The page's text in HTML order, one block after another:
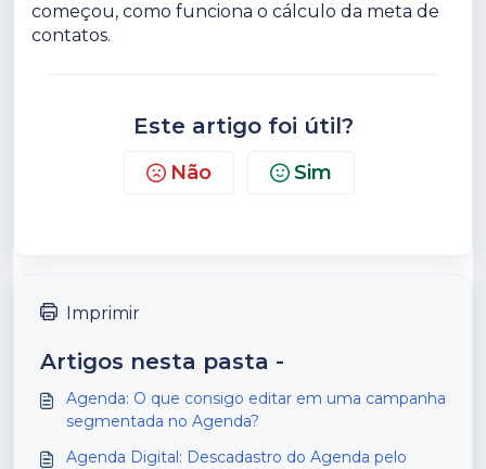
começou, como funciona o cálculo da meta de
contatos.
Este artigo foi útil?
Não Sim
Imprimir
Artigos nesta pasta -
Agenda: O que consigo editar em uma campanha
segmentada no Agenda?
Agenda Digital: Descadastro do Agenda pelo